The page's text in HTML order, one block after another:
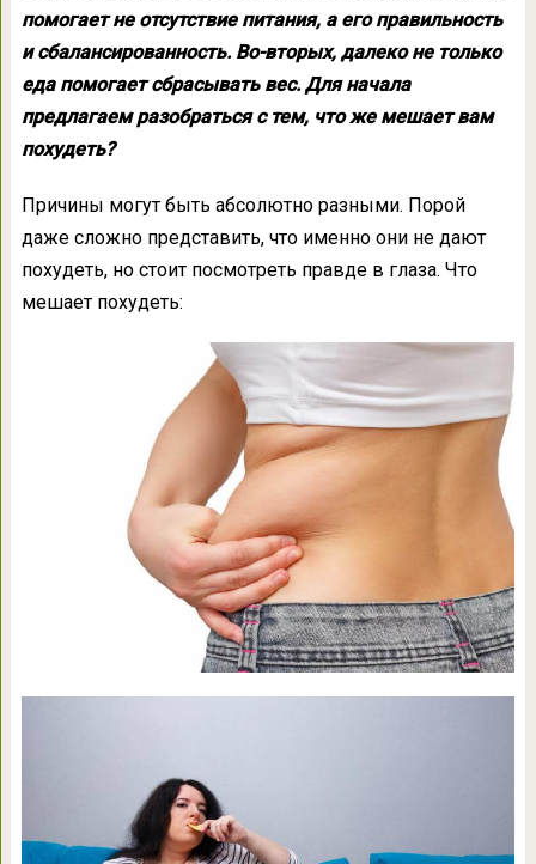
помогает не отсутствие питания, а его правильность
и сбалансированность. Во-вторых, далеко не только
еда помогает сбрасывать вес. Для начала
предлагаем разобраться с тем, что же мешает вам
похудеть?
Причины могут быть абсолютно разными. Порой
даже сложно представить, что именно они не дают
похудеть, но стоит посмотреть правде в глаза. Что
мешает похудеть: